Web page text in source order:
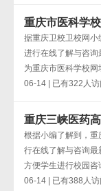
重庆市医科学
据重庆卫校卫校网
进行在线了解与咨
为重庆市医科学校
06-14 | 已有322人访
重庆三峡医药
根据小编了解到，
行在线了解与咨询
方便学生进行校园
06-14 | 已有388人访